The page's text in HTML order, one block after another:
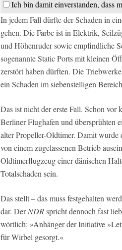
Ich bin damit einverstanden, dass
In jedem Fall dürfte der Schaden in
gehen. Die Farbe ist in Elektrik,
und Höhenruder sowie empfindliche
sogenannte Static Ports mit kleinen
zerstört haben dürften. Die
ein Schaden im siebenstelligen
Das ist nicht der erste Fall. Schon vor
Berliner Flughafen und übersprühten
alter Propeller-Oldtimer. Damit wurde
von einem zugelassenen Betrieb
Oldtimerflugzeug einer dänischen
Totalschaden sein.
Das stellt – das muss festgehalten
dar. DerNDRspricht dennoch fast
wörtlich: »Anhänger der Initiative
für Wirbel gesorgt.«